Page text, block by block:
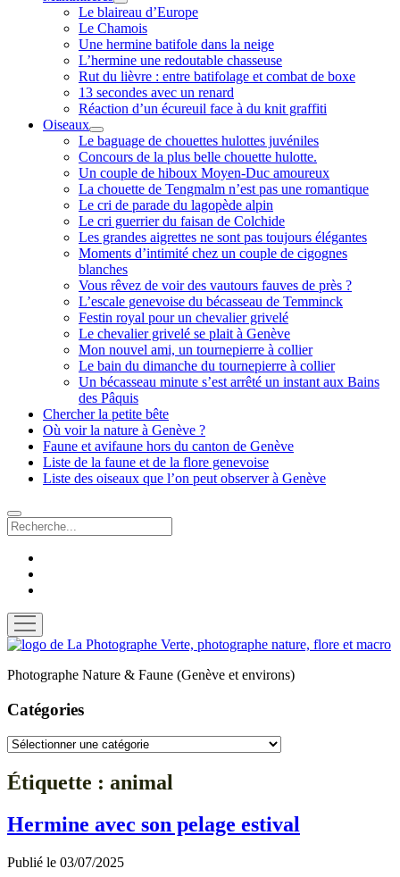
ouvrir
menu
Le blaireau d’Europe
Le Chamois
Une hermine batifole dans la neige
L’hermine une redoutable chasseuse
Rut du lièvre : entre batifolage et combat de boxe
13 secondes avec un renard
Réaction d’un écureuil face à du knit graffiti
Oiseaux
ouvrir
menu
Le baguage de chouettes hulottes juvéniles
Concours de la plus belle chouette hulotte.
Un couple de hiboux Moyen-Duc amoureux
La chouette de Tengmalm n’est pas une romantique
Le cri de parade du lagopède alpin
Le cri guerrier du faisan de Colchide
Les grandes aigrettes ne sont pas toujours élégantes
Moments d’intimité chez un couple de cigognes
blanches
Vous rêvez de voir des vautours fauves de près ?
L’escale genevoise du bécasseau de Temminck
Festin royal pour un chevalier grivelé
Le chevalier grivelé se plait à Genève
Mon nouvel ami, un tournepierre à collier
Le bain du dimanche du tournepierre à collier
Un bécasseau minute s’est arrêté un instant aux Bains
des Pâquis
Chercher la petite bête
Où voir la nature à Genève ?
Faune et avifaune hors du canton de Genève
Liste de la faune et de la flore genevoise
Liste des oiseaux que l’on peut observer à Genève
Recherche
ouvrir
menu
La
Verte
Photographe Nature & Faune (Genève et environs)
Catégories
Catégories
Étiquette : animal
Hermine avec son pelage estival
Publié le 03/07/2025